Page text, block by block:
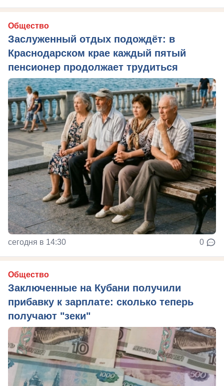
Общество
Заслуженный отдых подождёт: в
Краснодарском крае каждый пятый
пенсионер продолжает трудиться
сегодня в 14:30 0
Общество
Заключенные на Кубани получили
прибавку к зарплате: сколько теперь
получают "зеки"